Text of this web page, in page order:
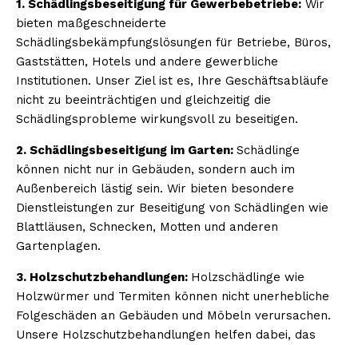
1. Schädlingsbeseitigung für Gewerbebetriebe: Wir
bieten maßgeschneiderte
Schädlingsbekämpfungslösungen für Betriebe, Büros,
Gaststätten, Hotels und andere gewerbliche
Institutionen. Unser Ziel ist es, Ihre Geschäftsabläufe
nicht zu beeinträchtigen und gleichzeitig die
Schädlingsprobleme wirkungsvoll zu beseitigen.
2. Schädlingsbeseitigung im Garten: Schädlinge
können nicht nur in Gebäuden, sondern auch im
Außenbereich lästig sein. Wir bieten besondere
Dienstleistungen zur Beseitigung von Schädlingen wie
Blattläusen, Schnecken, Motten und anderen
Gartenplagen.
3. Holzschutzbehandlungen: Holzschädlinge wie
Holzwürmer und Termiten können nicht unerhebliche
Folgeschäden an Gebäuden und Möbeln verursachen.
Unsere Holzschutzbehandlungen helfen dabei, das